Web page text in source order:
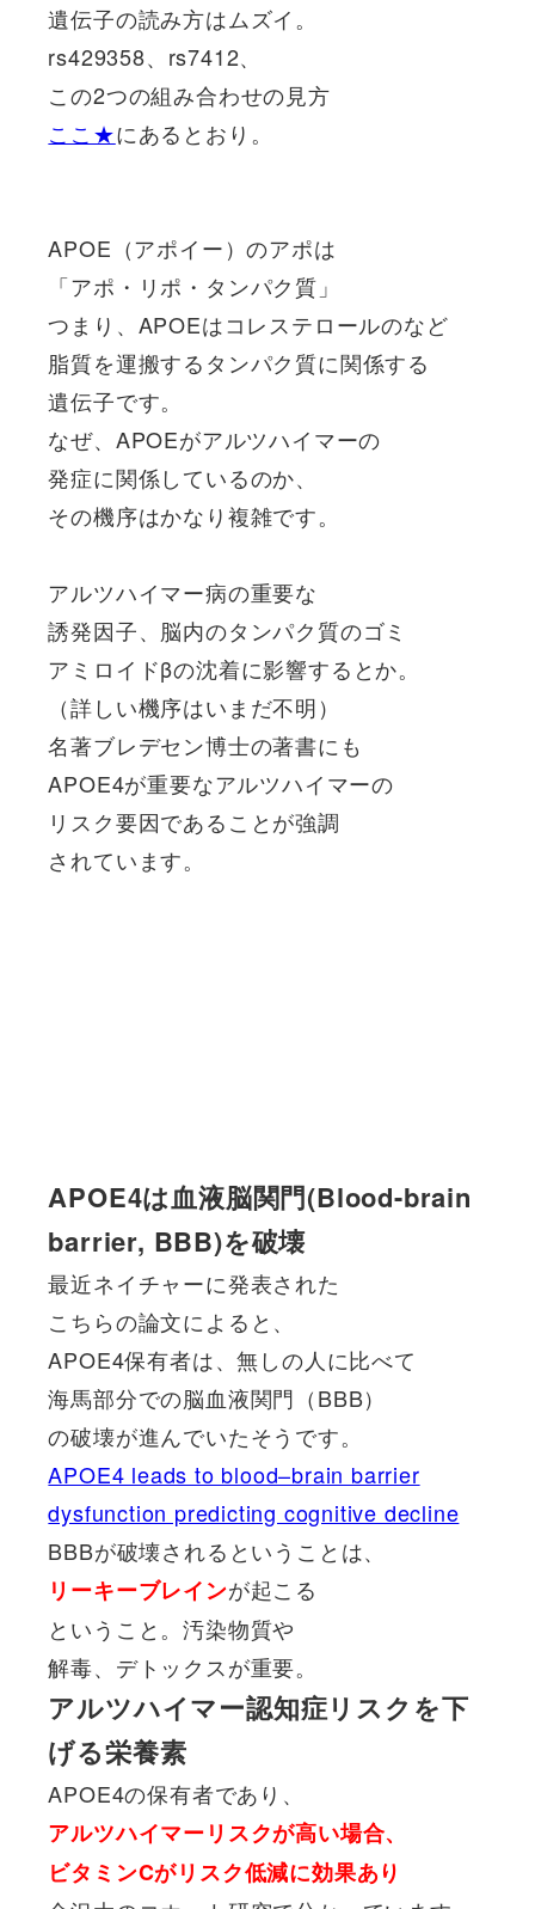
遺伝子の読み方はムズイ。
rs429358、rs7412、
この2つの組み合わせの見方
ここ★にあるとおり。
APOE（アポイー）のアポは
「アポ・リポ・タンパク質」
つまり、APOEはコレステロールのなど
脂質を運搬するタンパク質に関係する
遺伝子です。
なぜ、APOEがアルツハイマーの
発症に関係しているのか、
その機序はかなり複雑です。
アルツハイマー病の重要な
誘発因子、脳内のタンパク質のゴミ
アミロイドβの沈着に影響するとか。
（詳しい機序はいまだ不明）
名著ブレデセン博士の著書にも
APOE4が重要なアルツハイマーの
リスク要因であることが強調
されています。
APOE4は血液脳関門(Blood-brain
barrier, BBB)を破壊
最近ネイチャーに発表された
こちらの論文によると、
APOE4保有者は、無しの人に比べて
海馬部分での脳血液関門（BBB）
の破壊が進んでいたそうです。
APOE4 leads to blood–brain barrier
dysfunction predicting cognitive decline
BBBが破壊されるということは、
リーキーブレインが起こる
ということ。汚染物質や
解毒、デトックスが重要。
アルツハイマー認知症リスクを下
げる栄養素
APOE4の保有者であり、
アルツハイマーリスクが高い場合、
ビタミンCがリスク低減に効果あり